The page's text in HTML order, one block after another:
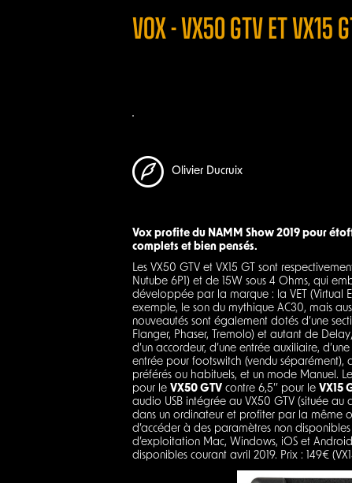
VOX - VX50 GTV ET VX15
Olivier Ducruix
Vox profite du NAMM Show 2019 pour
complets et bien pensés.
Les VX50 GTV et VX15 GT sont
Nutube 6P1) et de 15W sous 4 Ohms, qui
développée par la marque : la VET (Virtual
exemple, le son du mythique AC30, mais
nouveautés sont également dotés d’une
Flanger, Phaser, Tremolo) et autant de
d’un accordeur, d’une entrée auxiliaire,
entrée pour footswitch (vendu
préférés ou habituels, et un mode Manuel.
pour le VX50 GTV contre 6,5’’ pour le VX15
audio USB intégrée au VX50 GTV (située
dans un ordinateur et profiter par la même
d’accéder à des paramètres non
d’exploitation Mac, Windows, iOS et
disponibles courant avril 2019. Prix : 149€